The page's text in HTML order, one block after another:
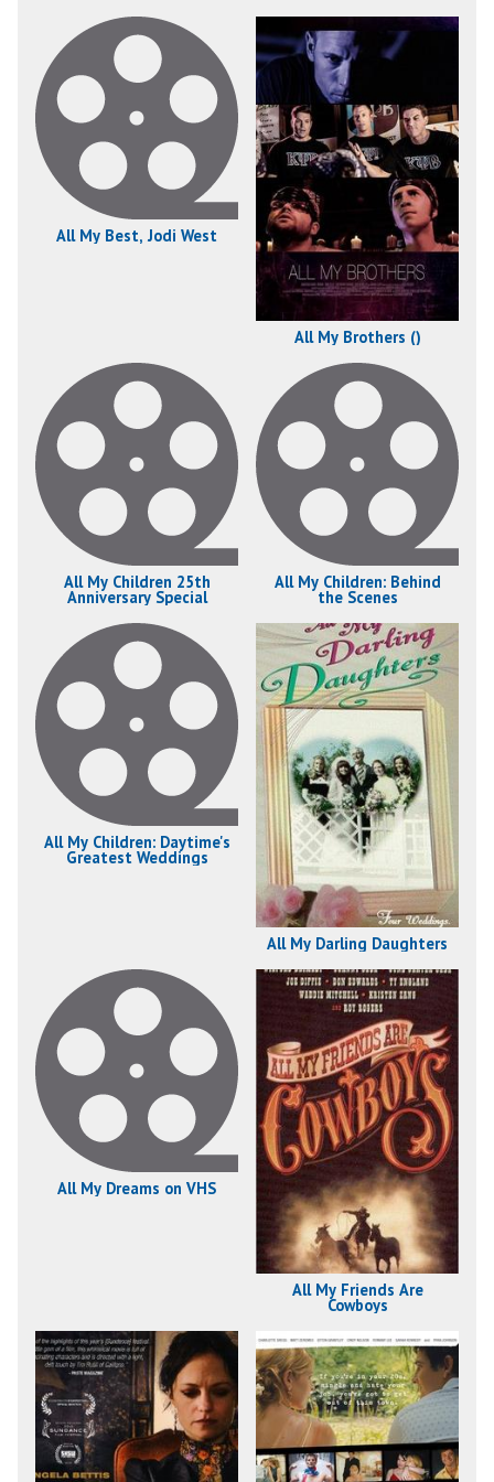
All My Best, Jodi West
All My Brothers ()
All My Children 25th
Anniversary Special
All My Children: Behind
the Scenes
All My Children: Daytime's
Greatest Weddings
All My Darling Daughters
All My Dreams on VHS
All My Friends Are
Cowboys